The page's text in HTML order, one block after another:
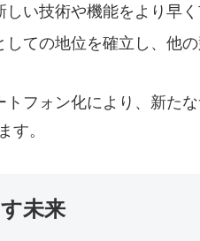
い技術や機能をより早く
ての地位を確立し、他
トフォン化により、新た
す。
未来